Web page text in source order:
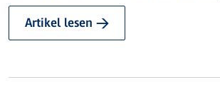
Artikel lesen →